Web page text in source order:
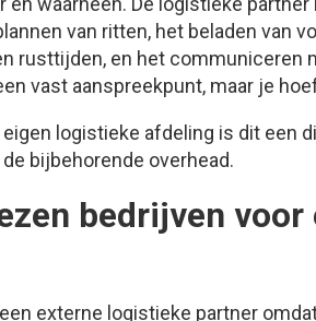
van ritten, het beladen van
rusttijden, en het communiceren
vast aanspreekpunt, maar je
logistieke afdeling is dit een
bijbehorende overhead.
bedrijven
externe logistieke partner